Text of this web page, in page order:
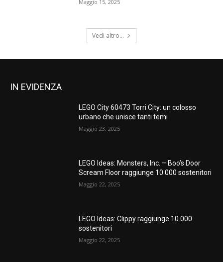
Maggio 15, 2025
Vedi altro...
IN EVIDENZA
LEGO City 60473 Torri City: un colosso
urbano che unisce tanti temi
Maggio 23, 2025
LEGO Ideas: Monsters, Inc. – Boo’s Door
Scream Floor raggiunge 10.000 sostenitori
Maggio 22, 2025
LEGO Ideas: Clippy raggiunge 10.000
sostenitori
Maggio 22, 2025